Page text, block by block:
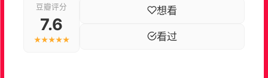
豆瓣评分
7.6
★★★★★
想看
看过